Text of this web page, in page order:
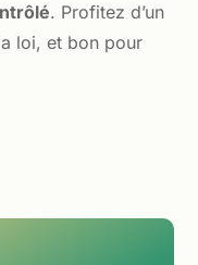
. Profitez d’un
loi, et bon pour